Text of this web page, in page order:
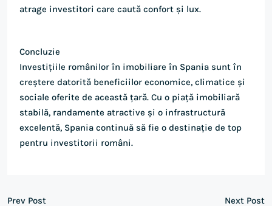
atrage investitori care caută confort și lux.
Concluzie
Investițiile românilor în imobiliare în Spania sunt în
creștere datorită beneficiilor economice, climatice și
sociale oferite de această țară. Cu o piață imobiliară
stabilă, randamente atractive și o infrastructură
excelentă, Spania continuă să fie o destinație de top
pentru investitorii români.
Prev Post Next Post